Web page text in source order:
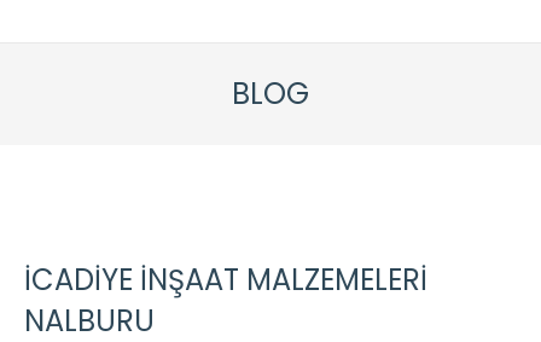
BLOG
İCADIYE İNŞAAT MALZEMELERI
NALBURU